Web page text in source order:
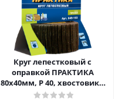
Круг лепестковый с
оправкой ПРАКТИКА
80х40мм, P 40, хвостовик 6
мм, серия Профи